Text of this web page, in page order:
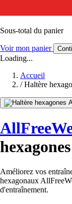
Sous-total du panier
Voir mon panier
Loading...
Accueil
/ Haltère
Améliorez vos
hexagonaux
d'entraînement.